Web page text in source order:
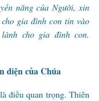
năng của Người, xin
gia đình con tin vào
cho gia đình con.
diện của Chúa
điều quan trọng. Thiên